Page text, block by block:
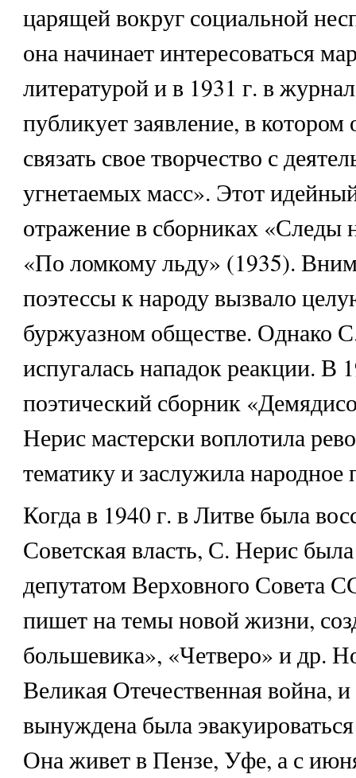
царящей вокруг социальной
она начинает интересоваться
литературой и в 1931 г. в
публикует заявление, в
связать свое творчество с
угнетаемых масс». Этот
отражение в сборниках «Следы
«По ломкому льду» (1935).
поэтессы к народу вызвало
буржуазном обществе. Однако
испугалась нападок реакции. В
поэтический сборник
Нерис мастерски воплотила
тематику и заслужила народное
Когда в 1940 г. в Литве была
Советская власть, С. Нерис
депутатом Верховного Совета
пишет на темы новой жизни,
большевика», «Четверо» и др.
Великая Отечественная война,
вынуждена была
Она живет в Пензе, Уфе, а с